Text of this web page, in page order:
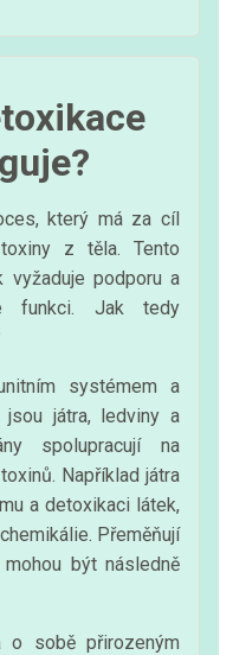
který má za cíl
z těla. Tento
vyžaduje podporu a
funkci. Jak tedy
systémem a
jsou játra, ledviny a
spolupracují na
Například játra
a detoxikaci látek,
Přeměňují
být následně
o sobě přirozeným